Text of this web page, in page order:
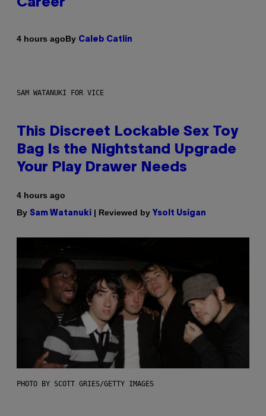
Career
4 hours agoBy Caleb Catlin
SAM WATANUKI FOR VICE
This Discreet Lockable Sex Toy
Bag Is the Nightstand Upgrade
Your Play Drawer Needs
4 hours ago
By Sam Watanuki | Reviewed by Ysolt Usigan
PHOTO BY SCOTT GRIES/GETTY IMAGES